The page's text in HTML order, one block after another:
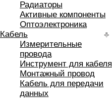
Радиаторы
Активные компоненты
Оптоэлектроника
Кабель
Измерительные
провода
Инструмент для кабеля
Монтажный провод
Кабель для передачи
данных